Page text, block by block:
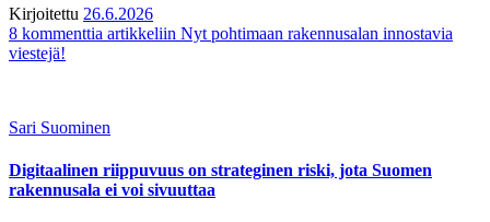
Kirjoitettu 26.6.2026
8 kommenttia artikkeliin Nyt pohtimaan rakennusalan innostavia
viestejä!
Sari Suominen
Digitaalinen riippuvuus on strateginen riski, jota Suomen
rakennusala ei voi sivuuttaa